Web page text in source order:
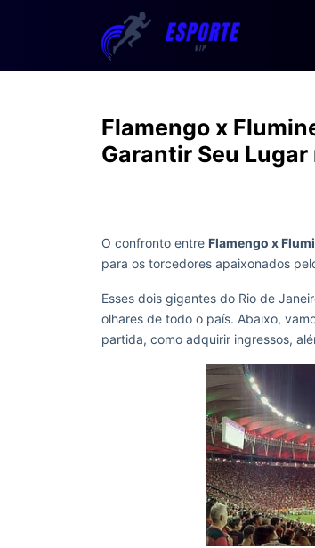
Flamengo x
Garantir Seu
O confronto entre Flamengo x
para os torcedores apaixonados
Esses dois gigantes do Rio de
olhares de todo o país. Abaixo,
partida, como adquirir ingressos,